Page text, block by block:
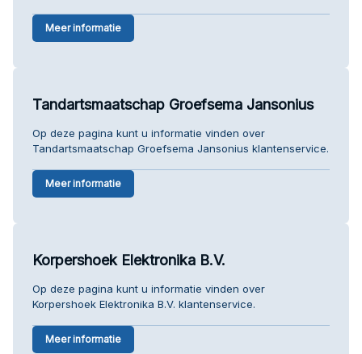
Meer informatie
Tandartsmaatschap Groefsema Jansonius
Op deze pagina kunt u informatie vinden over
Tandartsmaatschap Groefsema Jansonius klantenservice.
Meer informatie
Korpershoek Elektronika B.V.
Op deze pagina kunt u informatie vinden over
Korpershoek Elektronika B.V. klantenservice.
Meer informatie